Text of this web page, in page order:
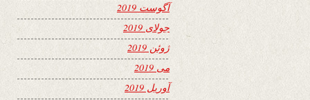
آگوست 2019
جولای 2019
ژوئن 2019
می 2019
آوریل 2019